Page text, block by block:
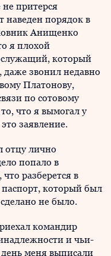
притерся
наведен порядок в
Анищенко
я плохой
который
даже звонил недавно
Платонову,
по сотовому
что я вымогал у
заявление.
лично
попало в
разберется в
паспорт, который был
не было.
командир
и чьи-
меня выписали